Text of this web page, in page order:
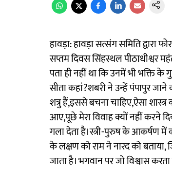
हावड़ा: हावड़ा सत्संग समिति द्वारा
सप्तम दिवस सिंहस्थल पीठाधीश्वर
पता ही नहीं था कि उनमें भी भक्ति के
सीता कहां?शबरी ने उन्हें पंपापुर
शत्रु हैं,इससे बचना चाहिए,ऐसा
आए,पूछे मेरा विवाह क्यों नहीं करने
गला देता है।स्त्री-पुरुष के आकर्षण
के लक्षण को राम ने नारद को बताया,
जाता है। भगवान पर जो विश्वास